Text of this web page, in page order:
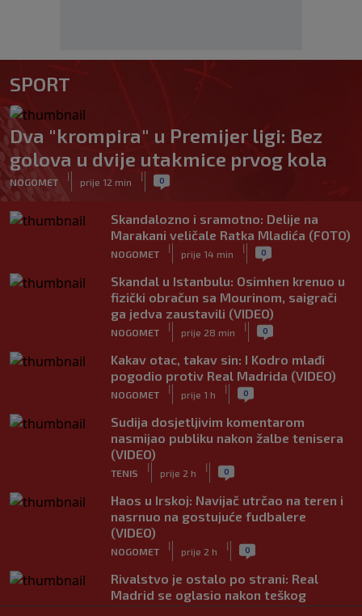
SPORT
Dva "krompira" u Premijer ligi: Bez
golova u dvije utakmice prvog kola
NOGOMET
|
prije 12 min
| 0
Skandalozno i sramotno: Delije na
Marakani veličale Ratka Mladića (FOTO)
NOGOMET
|
prije 14 min
| 0
Skandal u Istanbulu: Osimhen krenuo u
fizički obračun sa Mourinom, saigrači
ga jedva zaustavili (VIDEO)
NOGOMET
|
prije 28 min
| 0
Kakav otac, takav sin: I Kodro mlađi
pogodio protiv Real Madrida (VIDEO)
NOGOMET
|
prije 1 h
| 0
Sudija dosjetljivim komentarom
nasmijao publiku nakon žalbe tenisera
(VIDEO)
TENIS
|
prije 2 h
| 0
Haos u Irskoj: Navijač utrčao na teren i
nasrnuo na gostujuće fudbalere
(VIDEO)
NOGOMET
|
prije 2 h
| 0
Rivalstvo je ostalo po strani: Real
Madrid se oglasio nakon teškog
gubitka Lionela Messija